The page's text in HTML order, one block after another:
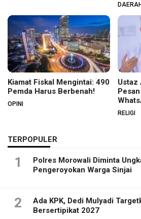
DAERAH
Kiamat Fiskal Mengintai: 490
Pemda Harus Berbenah!
OPINI
Ustaz
RELIGI
TERPOPULER
1
Polres Morowali Diminta
Pengeroyokan Warga Sinjai
2
Ada KPK, Dedi Mulyadi
Bersertipikat 2027